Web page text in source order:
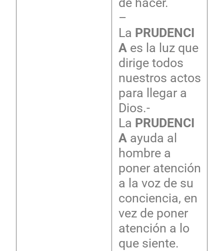
–
La PRUDENCI
Aes la luz que
dirige todos
nuestros actos
para llegar a
Dios.-
La PRUDENCI
Aayuda al
hombre a
poner atención
a la voz de su
conciencia, en
vez de poner
atención a lo
que siente.